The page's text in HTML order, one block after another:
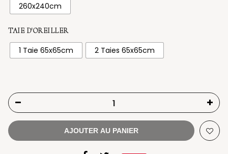
260x240cm
TAIE D'OREILLER
1 Taie 65x65cm 2 Taies 65x65cm
AJOUTER AU PANIER